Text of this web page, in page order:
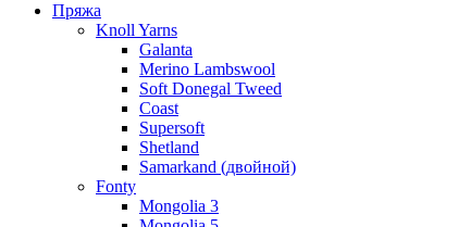
Пряжа
Knoll Yarns
Galanta
Merino Lambswool
Soft Donegal Tweed
Coast
Supersoft
Shetland
Samarkand (двойной)
Fonty
Mongolia 3